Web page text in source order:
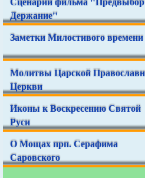
Держание"
Заметки Милостивого времени
Молитвы Царской
Церкви
Иконы к Воскресению Святой
Руси
О Мощах прп. Серафима
Саровского